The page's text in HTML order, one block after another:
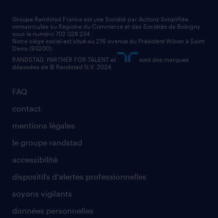
assistant administratif
comptable
nos cabinets de recrutement
FAQ
contact
mentions légales
le groupe randstad
accessibilité
dispositifs d'alertes professionnelles
soyons vigilants
données personnelles
Groupe Randstad France est une Société par Actions Simplifiée
immatriculée au Registre du Commerce et des Sociétés de Bobigny
sous le numéro 702 028 234.
Notre siège social est situé au 276 avenue du Président Wilson à Saint
Denis (93200).
RANDSTAD, PARTNER FOR TALENT et
sont des marques
déposées de © Randstad N.V. 2024.